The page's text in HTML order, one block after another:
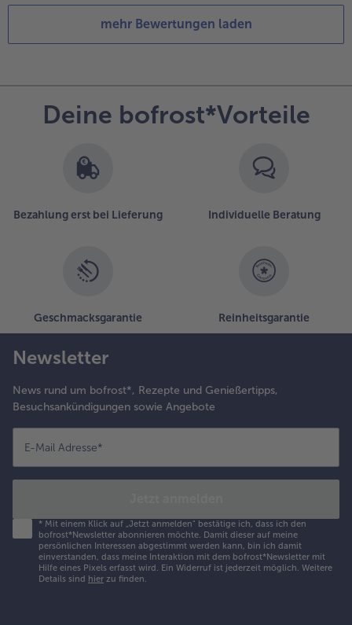
mehr Bewertungen laden
Deine bofrost*Vorteile
Bezahlung erst bei Lieferung Individuelle Beratung
Geschmacksgarantie Reinheitsgarantie
Newsletter
News rund um bofrost*, Rezepte und Genießertipps,
Besuchsankündigungen sowie Angebote
E-Mail Adresse*
* Mit einem Klick auf „Jetzt anmelden" bestätige ich, dass ich den
bofrost*Newsletter abonnieren möchte. Damit dieser auf meine
persönlichen Interessen abgestimmt werden kann, bin ich damit
einverstanden, dass meine Interaktion mit dem bofrost*Newsletter mit
Hilfe eines Pixels erfasst wird. Ein Widerruf ist jederzeit möglich. Weitere
Details sind hier zu finden.